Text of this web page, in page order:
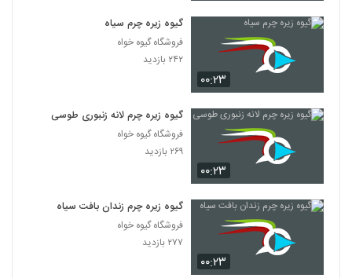
۰۰:۲۳
گیوه زیره چرم سیاه
فروشگاه گیوه خواه
۲۴۲ بازدید
۰۰:۲۳
گیوه زیره چرم لانه زنبوری طوسی
فروشگاه گیوه خواه
۲۶۹ بازدید
۰۰:۲۳
گیوه زیره چرم زندان بافت سیاه
فروشگاه گیوه خواه
۲۷۷ بازدید